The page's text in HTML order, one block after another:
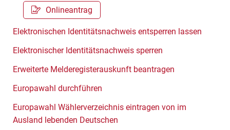
Onlineantrag
Elektronischen Identitätsnachweis entsperren lassen
Elektronischer Identitätsnachweis sperren
Erweiterte Melderegisterauskunft beantragen
Europawahl durchführen
Europawahl Wählerverzeichnis eintragen von im
Ausland lebenden Deutschen